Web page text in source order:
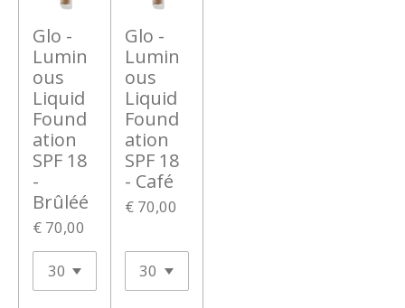
Glo -
Lumin
ous
Liquid
Found
ation
SPF 18
-
Brûléé
€ 70,00
Glo -
Lumin
ous
Liquid
Found
ation
SPF 18
- Café
€ 70,00